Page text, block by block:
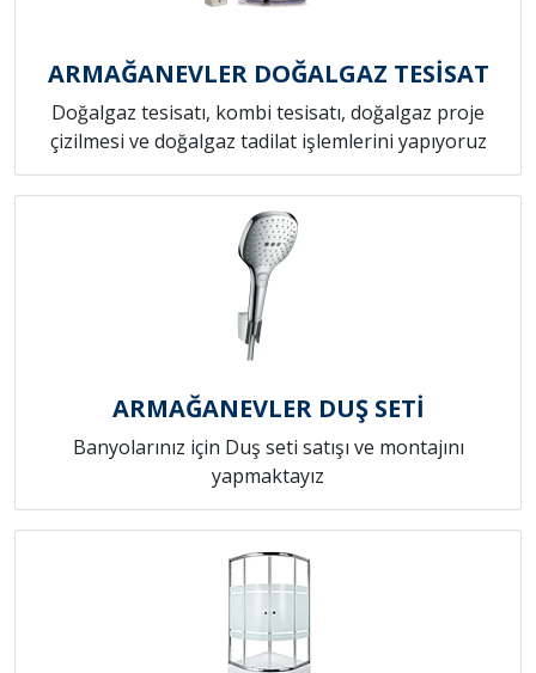
ARMAĞANEVLER DOĞALGAZ TESİSAT
Doğalgaz tesisatı, kombi tesisatı, doğalgaz proje
çizilmesi ve doğalgaz tadilat işlemlerini yapıyoruz
ARMAĞANEVLER DUŞ SETİ
Banyolarınız için Duş seti satışı ve montajını
yapmaktayız